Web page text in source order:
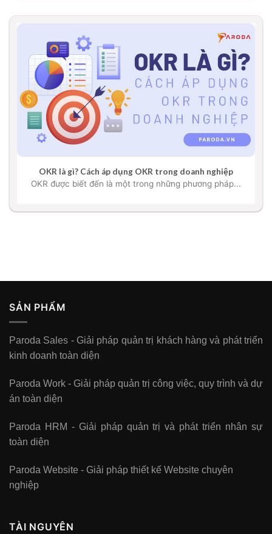
OKR là gì? Cách áp dụng OKR trong doanh nghiệp
OKR được biết đến là một trong những phương pháp...
SẢN PHẨM
Paroda Sales - Giải pháp quản trị khách hàng và phát triển
kinh doanh toàn diện
Paroda Work - Giải pháp quản trị công việc, quy trình và dự
án toàn diện
Paroda HRM - Giải pháp quản trị và phát triển nhân sự
toàn diện
Paroda Website - Giải pháp thiết kế Website chuyên
nghiệp
TÀI NGUYÊN